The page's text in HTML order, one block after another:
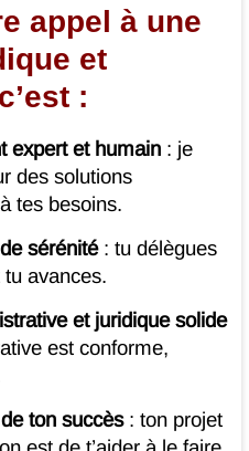
appel à une
et
:
expert et humain: je
des solutions
tes besoins.
sérénité: tu délègues
avances.
et juridique solide
est conforme,
ton succès: ton projet